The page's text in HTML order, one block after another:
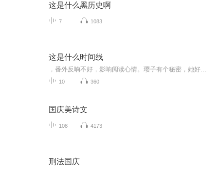
这是什么黑历史啊
7 1083
这是什么时间线
10 360
国庆美诗文
108 4173
刑法国庆